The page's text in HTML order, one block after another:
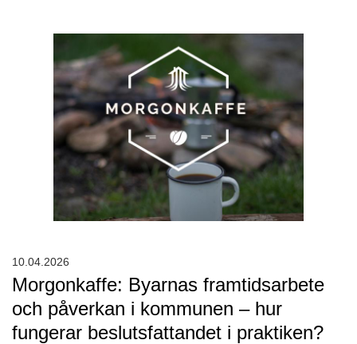
Morgonkaffe: Byarnas framtidsarbete
och påverkan i kommunen – hur
fungerar beslutsfattandet i praktiken?
10.04.2026